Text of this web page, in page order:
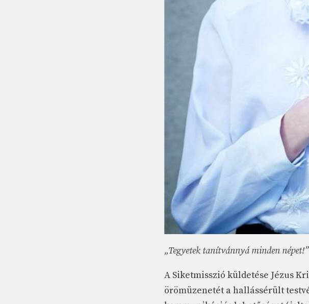
„Tegyetek tanítvánnyá minden
A Siketmisszió küldetése Jézus
örömüzenetét a hallássérült